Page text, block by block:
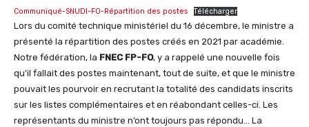
Communiqué-SNUDI-FO-Répartition des postes Télécharger
Lors du comité technique ministériel du 16 décembre, le ministre a
présenté la répartition des postes créés en 2021 par académie.
Notre fédération, la FNEC FP-FO, y a rappelé une nouvelle fois
qu’il fallait des postes maintenant, tout de suite, et que le ministre
pouvait les pourvoir en recrutant la totalité des candidats inscrits
sur les listes complémentaires et en réabondant celles-ci. Les
représentants du ministre n’ont toujours pas répondu… La